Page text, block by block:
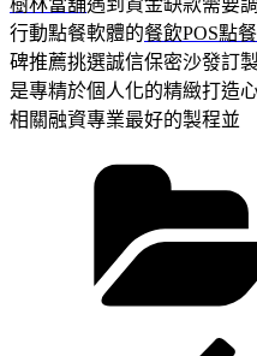
行動點餐軟體的餐飲POS點
碑推薦挑選誠信保密沙發訂
是專精於個人化的精緻打造
相關融資專業最好的製程並